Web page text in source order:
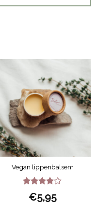
Vegan lippenbalsem
Gewaardeerd
uit 5
€5,95